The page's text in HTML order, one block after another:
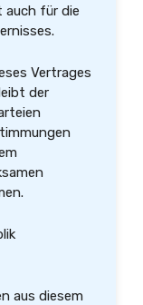
für die
Vertrages
der
aus diesem